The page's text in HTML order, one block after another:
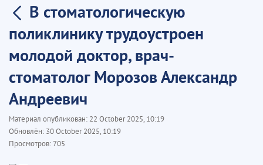
В стоматологическую
поликлинику трудоустроен
молодой доктор, врач-
стоматолог Морозов Александр
Андреевич
Материал опубликован: 22 October 2025, 10:19
Обновлён: 30 October 2025, 10:19
Просмотров:705